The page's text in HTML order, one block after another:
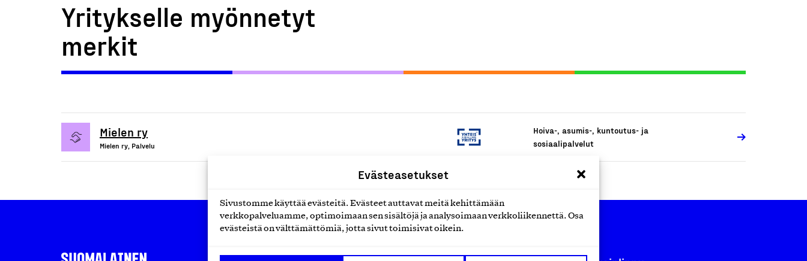
Evästeasetukset
Sivustomme käyttää evästeitä. Evästeet auttavat meitä kehittämään
verkkopalveluamme, optimoimaan sen sisältöjä ja analysoimaan verkkoliikennettä. Osa
evästeistä on välttämättömiä, jotta sivut toimisivat oikein.
Yritykselle myönnetyt
merkit
Mielen ry
Mielen ry, Palvelu
Hoiva-, asumis-, kuntoutus- ja
sosiaalipalvelut